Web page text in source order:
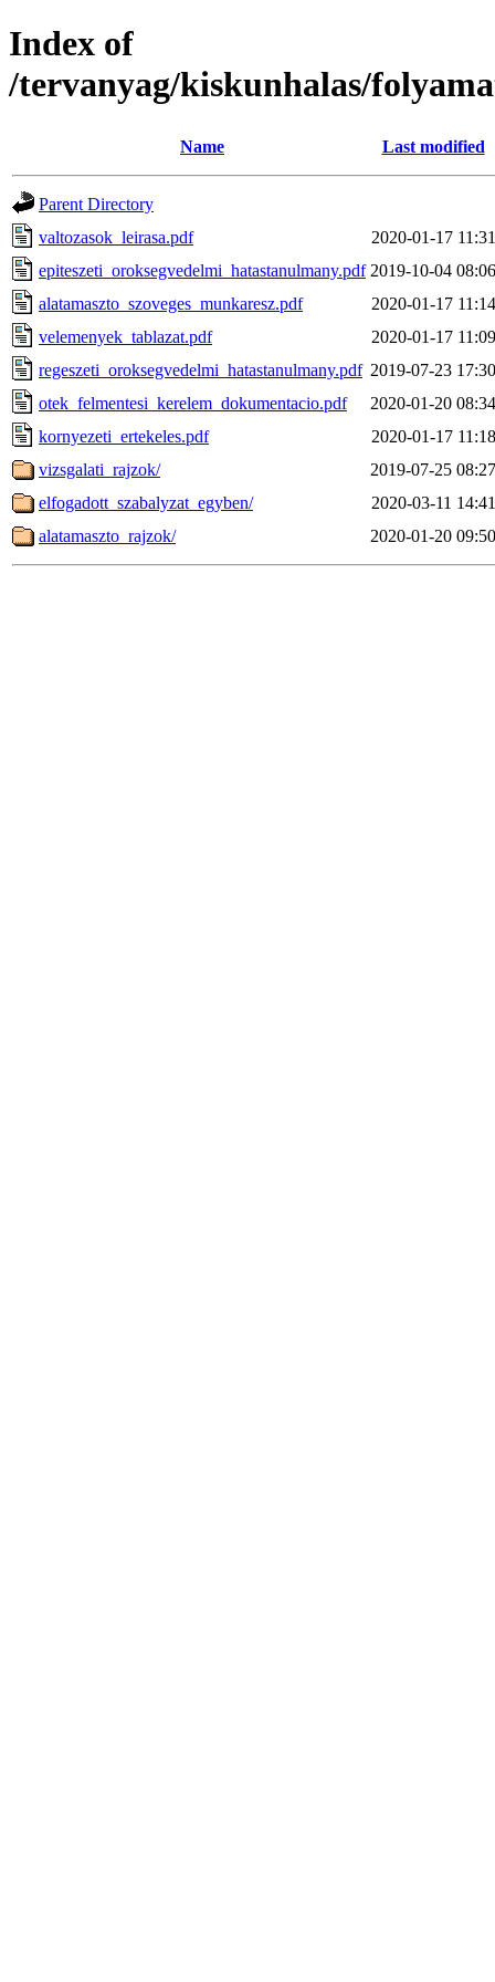
Index of
/tervanyag/kiskunhalas/
Name Last modified
Parent Directory
valtozasok_leirasa.pdf
2020-01-17 11:31
epiteszeti_oroksegvedelmi_hatastanulmany.pdf 2019-10-04 08:06
alatamaszto_szoveges_munkaresz.pdf
2020-01-17 11:14
velemenyek_tablazat.pdf
2020-01-17 11:09
regeszeti_oroksegvedelmi_hatastanulmany.pdf 2019-07-23 17:30
otek_felmentesi_kerelem_dokumentacio.pdf
2020-01-20 08:34
kornyezeti_ertekeles.pdf
2020-01-17 11:18
vizsgalati_rajzok/
2019-07-25 08:27
elfogadott_szabalyzat_egyben/
2020-03-11 14:41
alatamaszto_rajzok/
2020-01-20 09:50